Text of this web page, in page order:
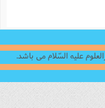
علیه السّلام می باشد.